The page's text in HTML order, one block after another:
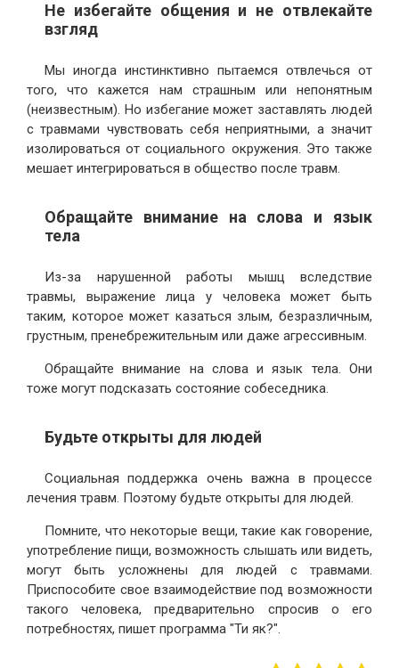
Не избегайте общения и не отвлекайте
взгляд
Мы иногда инстинктивно пытаемся отвлечься от
того, что кажется нам страшным или непонятным
(неизвестным). Но избегание может заставлять людей
с травмами чувствовать себя неприятными, а значит
изолироваться от социального окружения. Это также
мешает интегрироваться в общество после травм.
Обращайте внимание на слова и язык
тела
Из-за нарушенной работы мышц вследствие
травмы, выражение лица у человека может быть
таким, которое может казаться злым, безразличным,
грустным, пренебрежительным или даже агрессивным.
Обращайте внимание на слова и язык тела. Они
тоже могут подсказать состояние собеседника.
Будьте открыты для людей
Социальная поддержка очень важна в процессе
лечения травм. Поэтому будьте открыты для людей.
Помните, что некоторые вещи, такие как говорение,
употребление пищи, возможность слышать или видеть,
могут быть усложнены для людей с травмами.
Приспособите свое взаимодействие под возможности
такого человека, предварительно спросив о его
потребностях, пишет программа "Ти як?".